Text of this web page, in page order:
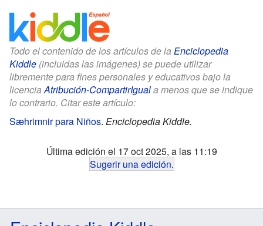
Todo el contenido de los artículos de la Enciclopedia
Kiddle (incluidas las imágenes) se puede utilizar
libremente para fines personales y educativos bajo la
licenciaAtribución-CompartirIguala menos que se indique
lo contrario. Citar este artículo:
Sæhrimnir para Niños. Enciclopedia Kiddle.
Última edición el 17 oct 2025, a las 11:19
Sugerir una edición.